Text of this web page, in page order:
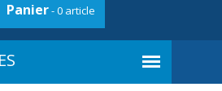
Panier- 0 article